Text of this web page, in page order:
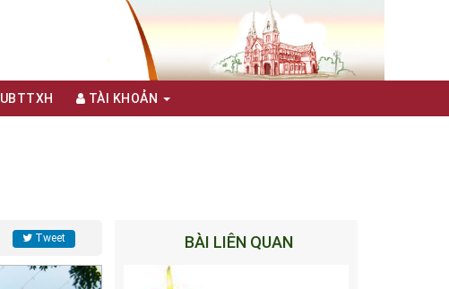
UBTTXH TÀI KHOẢN
Tweet BÀI LIÊN QUAN